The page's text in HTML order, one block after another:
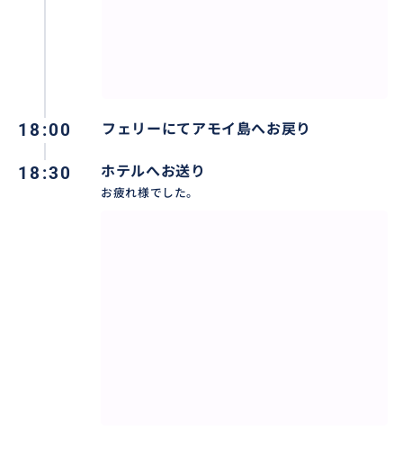
18:00 フェリーにてアモイ島へお戻り
18:30 ホテルへお送り
お疲れ様でした。